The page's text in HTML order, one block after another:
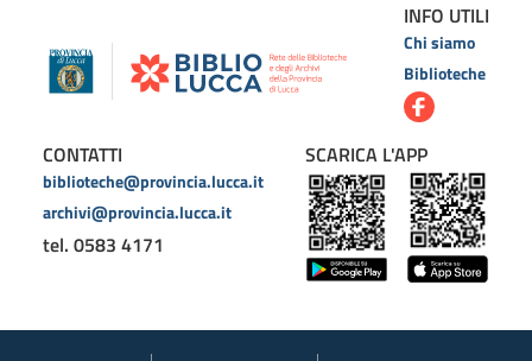
INFO UTILI
Chi siamo
Biblioteche
CONTATTI
biblioteche@provincia.lucca.it
archivi@provincia.lucca.it
tel. 0583 4171
SCARICA L'APP